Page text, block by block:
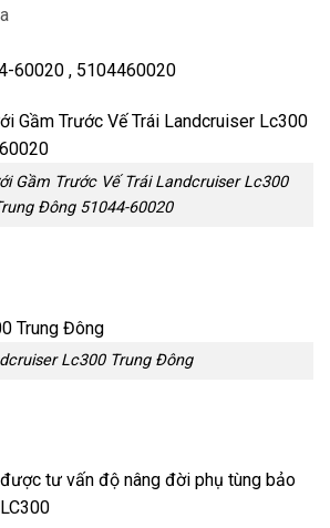
60020 , 5104460020
Gầm Trước Vế Trái Landcruiser Lc300
Đông 51044-60020
Lc300 Trung Đông
tư vấn độ nâng đời phụ tùng bảo